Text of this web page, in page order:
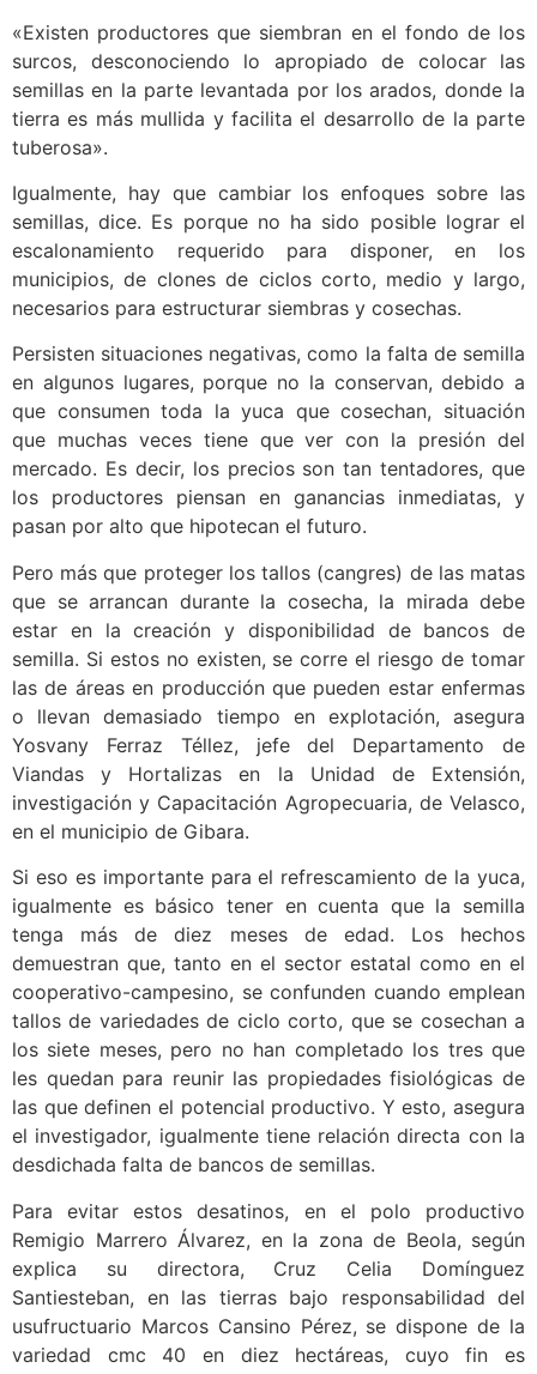
«Existen productores que siembran en el fondo de los
surcos, desconociendo lo apropiado de colocar las
semillas en la parte levantada por los arados, donde la
tierra es más mullida y facilita el desarrollo de la parte
tuberosa».
Igualmente, hay que cambiar los enfoques sobre las
semillas, dice. Es porque no ha sido posible lograr el
escalonamiento requerido para disponer, en los
municipios, de clones de ciclos corto, medio y largo,
necesarios para estructurar siembras y cosechas.
Persisten situaciones negativas, como la falta de semilla
en algunos lugares, porque no la conservan, debido a
que consumen toda la yuca que cosechan, situación
que muchas veces tiene que ver con la presión del
mercado. Es decir, los precios son tan tentadores, que
los productores piensan en ganancias inmediatas, y
pasan por alto que hipotecan el futuro.
Pero más que proteger los tallos (cangres) de las matas
que se arrancan durante la cosecha, la mirada debe
estar en la creación y disponibilidad de bancos de
semilla. Si estos no existen, se corre el riesgo de tomar
las de áreas en producción que pueden estar enfermas
o llevan demasiado tiempo en explotación, asegura
Yosvany Ferraz Téllez, jefe del Departamento de
Viandas y Hortalizas en la Unidad de Extensión,
investigación y Capacitación Agropecuaria, de Velasco,
en el municipio de Gibara.
Si eso es importante para el refrescamiento de la yuca,
igualmente es básico tener en cuenta que la semilla
tenga más de diez meses de edad. Los hechos
demuestran que, tanto en el sector estatal como en el
cooperativo-campesino, se confunden cuando emplean
tallos de variedades de ciclo corto, que se cosechan a
los siete meses, pero no han completado los tres que
les quedan para reunir las propiedades fisiológicas de
las que definen el potencial productivo. Y esto, asegura
el investigador, igualmente tiene relación directa con la
desdichada falta de bancos de semillas.
Para evitar estos desatinos, en el polo productivo
Remigio Marrero Álvarez, en la zona de Beola, según
explica su directora, Cruz Celia Domínguez
Santiesteban, en las tierras bajo responsabilidad del
usufructuario Marcos Cansino Pérez, se dispone de la
variedad cmc 40 en diez hectáreas, cuyo fin es